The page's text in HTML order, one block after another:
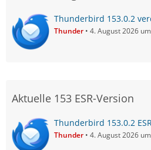
Thunderbird 153.0.2
Thunder 4. August 2026
Aktuelle 153 ESR-Version
Thunderbird 153.0.2
Thunder 4. August 2026